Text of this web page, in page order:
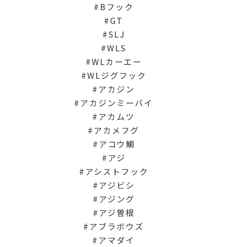
Bフック
GT
SLJ
WLS
WLカーエー
WLジグフック
アカジン
アカジンミーバイ
アカムツ
アカメフグ
アコウ鯛
アジ
アシストフック
アジビシ
アジング
アジ曽根
アブラボウズ
アマダイ